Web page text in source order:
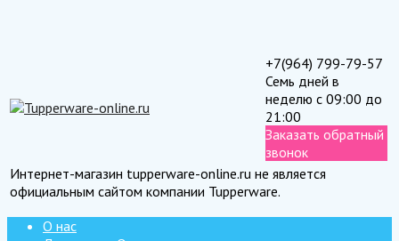
+7(964) 799-79-57
Семь дней в
неделю с 09:00 до
21:00
Заказать обратный
звонок
Интернет-магазин tupperware-online.ru не является
официальным сайтом компании Tupperware.
О нас